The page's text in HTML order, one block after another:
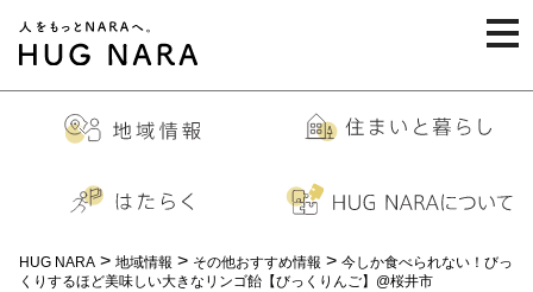
HUG NARA > 地域情報 > その他おすすめ情報 > 今しか食べられない！びっ
くりするほど美味しい大きなリンゴ飴【びっくりんご】@桜井市